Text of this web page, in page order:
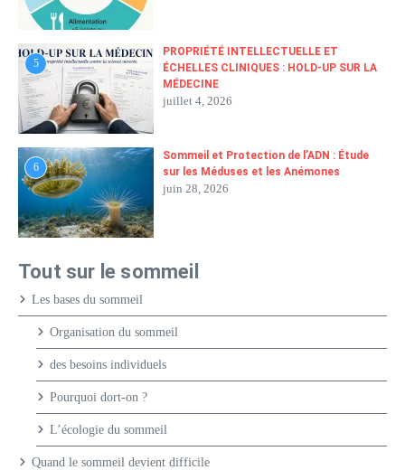
5
PROPRIÉTÉ INTELLECTUELLE ET
ÉCHELLES CLINIQUES : HOLD-UP SUR LA
MÉDECINE
juillet 4, 2026
6
Sommeil et Protection de l’ADN : Étude
sur les Méduses et les Anémones
juin 28, 2026
Tout sur le sommeil
Les bases du sommeil
Organisation du sommeil
des besoins individuels
Pourquoi dort-on ?
L’écologie du sommeil
Quand le sommeil devient difficile